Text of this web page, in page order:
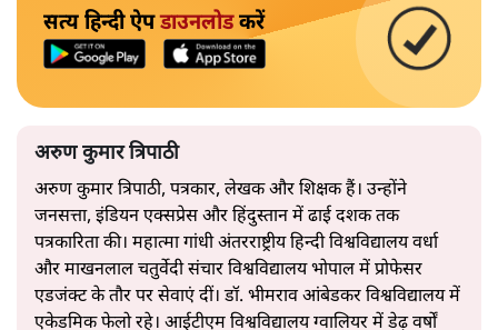
सत्य हिन्दी ऐपडाउनलोडकरें
अरुण कुमार त्रिपाठी
अरुण कुमार त्रिपाठी, पत्रकार, लेखक और शिक्षक हैं। उन्होंने
जनसत्ता, इंडियन एक्सप्रेस और हिंदुस्तान में ढाई दशक तक
पत्रकारिता की। महात्मा गांधी अंतरराष्ट्रीय हिन्दी विश्वविद्यालय वर्धा
और माखनलाल चतुर्वेदी संचार विश्वविद्यालय भोपाल में प्रोफेसर
एडजंक्ट के तौर पर सेवाएं दीं। डॉ. भीमराव आंबेडकर विश्वविद्यालय में
एकेडमिक फेलो रहे। आईटीएम विश्वविद्यालय ग्वालियर में डेढ़ वर्षों